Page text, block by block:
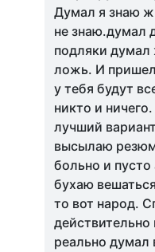
Думал я знаю
не знаю.думал
подляки думал
ложь. И пришел
у тебя будут
никто и
лучший
высылаю
больно и пусто
бухаю
то вот народ.
действительно
реально думал